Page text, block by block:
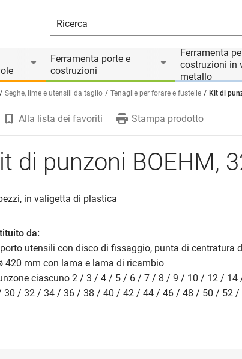
Ferramenta porte e
costruzioni
Ferramenta
costruzioni in
metallo
Seghe, lime e utensili da taglio Tenaglie per forare e fustelle Kit di
Alla lista dei favoriti Stampa prodotto
di punzoni BOEHM,
in valigetta di plastica
da:
utensili con disco di fissaggio, punta di centratura
420 mm con lama e lama di ricambio
ciascuno 2 / 3 / 4 / 5 / 6 / 7 / 8 / 9 / 10 / 12 /
30 / 32 / 34 / 36 / 38 / 40 / 42 / 44 / 46 / 48 / 50 / 52 /